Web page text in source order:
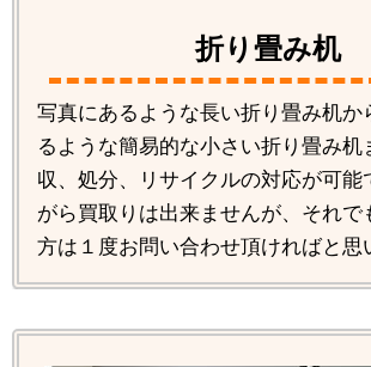
折り畳み机
写真にあるような長い折り畳み机か
るような簡易的な小さい折り畳み机
収、処分、リサイクルの対応が可能
がら買取りは出来ませんが、それで
方は１度お問い合わせ頂ければと思